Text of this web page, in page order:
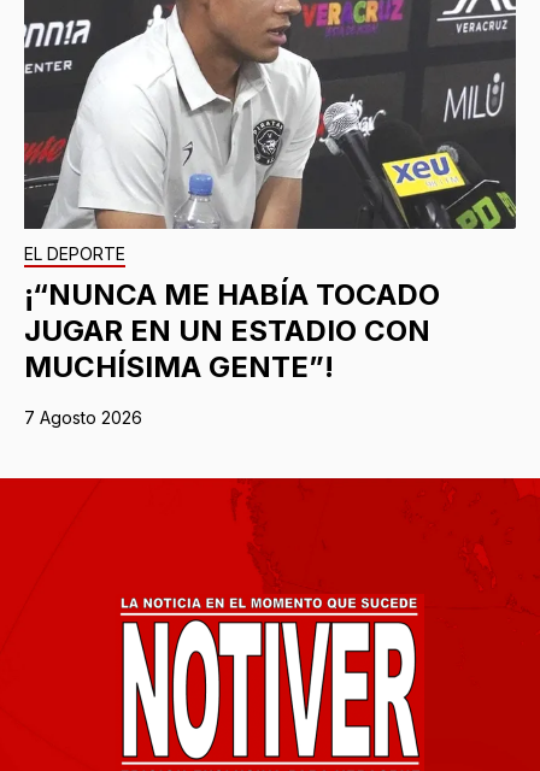
EL DEPORTE
¡“NUNCA ME HABÍA TOCADO
JUGAR EN UN ESTADIO CON
MUCHÍSIMA GENTE”!
7 Agosto 2026